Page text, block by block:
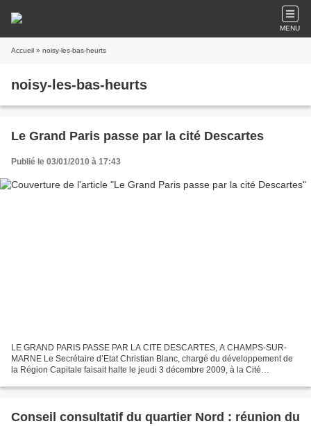
MENU
Accueil » noisy-les-bas-heurts
noisy-les-bas-heurts
Le Grand Paris passe par la cité Descartes
Publié le 03/01/2010 à 17:43
LE GRAND PARIS PASSE PAR LA CITE DESCARTES, A CHAMPS-SUR-
MARNE Le Secrétaire d’Etat Christian Blanc, chargé du développement de
la Région Capitale faisait halte le jeudi 3 décembre 2009, à la Cité
Conseil consultatif du quartier Nord : réunion du